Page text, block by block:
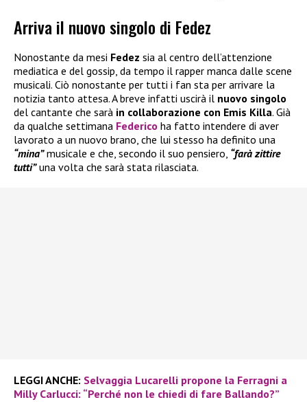
Arriva il nuovo singolo di Fedez
Nonostante da mesi Fedez sia al centro dell’attenzione
mediatica e del gossip, da tempo il rapper manca dalle scene
musicali. Ciò nonostante per tutti i fan sta per arrivare la
notizia tanto attesa. A breve infatti uscirà il nuovo singolo
del cantante che sarà in collaborazione con Emis Killa. Già
da qualche settimana Federico ha fatto intendere di aver
lavorato a un nuovo brano, che lui stesso ha definito una
“mina”musicale e che, secondo il suo pensiero, “farà zittire
tutti”una volta che sarà stata rilasciata.
LEGGI ANCHE: Selvaggia Lucarelli propone la Ferragni a
Milly Carlucci: “Perché non le chiedi di fare Ballando?”